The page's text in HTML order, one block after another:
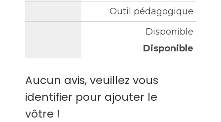
Outil pédagogique
Disponible
Disponible
Aucun avis, veuillez vous
identifier pour ajouter le
vôtre !